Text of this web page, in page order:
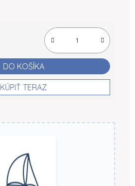
DO KOŠÍKA
KÚPIŤ TERAZ